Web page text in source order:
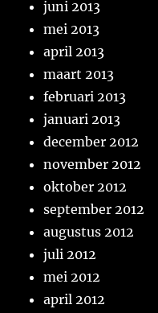
juni 2013
mei 2013
april 2013
maart 2013
februari 2013
januari 2013
december 2012
november 2012
oktober 2012
september 2012
augustus 2012
juli 2012
mei 2012
april 2012